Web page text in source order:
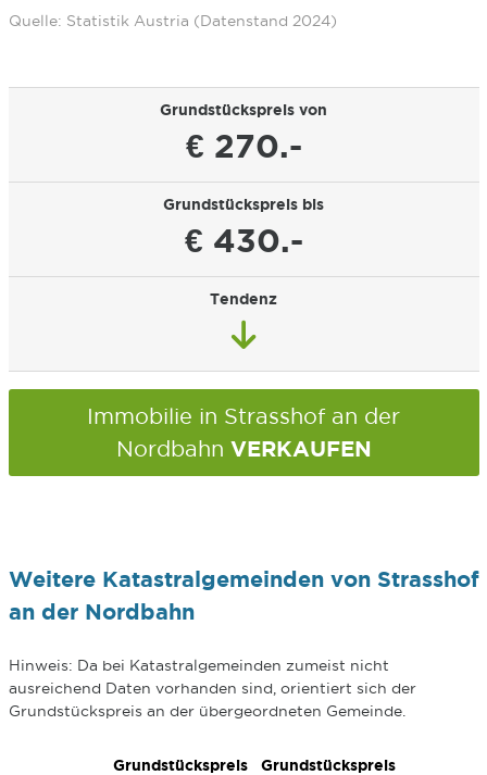
Quelle: Statistik Austria (Datenstand 2024)
Grundstückspreis von
€ 270.-
Grundstückspreis bis
€ 430.-
Tendenz
Immobilie in Strasshof an der
Nordbahn VERKAUFEN
Weitere Katastralgemeinden von Strasshof
an der Nordbahn
Hinweis: Da bei Katastralgemeinden zumeist nicht
ausreichend Daten vorhanden sind, orientiert sich der
Grundstückspreis an der übergeordneten Gemeinde.
Grundstückspreis
Grundstückspreis